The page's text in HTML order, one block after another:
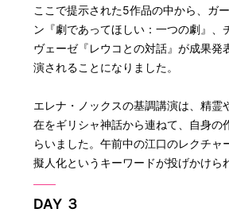
ここで提示された5作品の中から、ガ
ン『劇であってほしい：一つの劇』、
ヴェーゼ『レウコとの対話』が成果発
演されることになりました。
エレナ・ノックスの基調講演は、精霊
在をギリシャ神話から連ねて、自身の
らいました。午前中の江口のレクチャ
擬人化というキーワードが投げかけら
DAY ３